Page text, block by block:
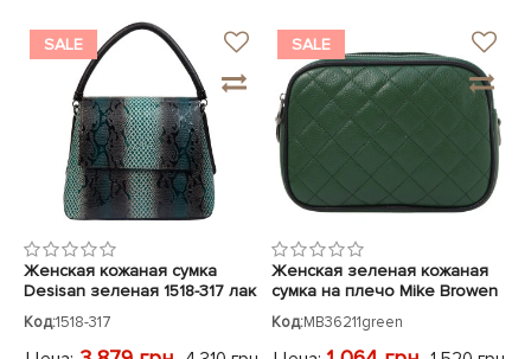
SALE
Женская кожаная сумка
Desisan зеленая 1518-317 лак
Код:1518-317
SALE
Женская зеленая кожаная
сумка на плечо Mike Browen
Код:MB36211green